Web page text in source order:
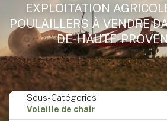
EXPLOITATION
POULAILLERS À VENDRE
DE-HAUTE-
Sous-Catégories
Volaille de chair